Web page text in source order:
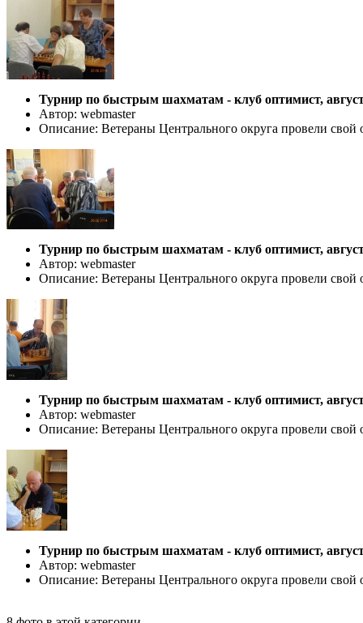
Турнир по быстрым шахматам - клуб оптимист,
Автор: webmaster
Описание: Ветераны Центрального округа провели
Турнир по быстрым шахматам - клуб оптимист,
Автор: webmaster
Описание: Ветераны Центрального округа провели
Турнир по быстрым шахматам - клуб оптимист,
Автор: webmaster
Описание: Ветераны Центрального округа провели
Турнир по быстрым шахматам - клуб оптимист,
Автор: webmaster
Описание: Ветераны Центрального округа провели